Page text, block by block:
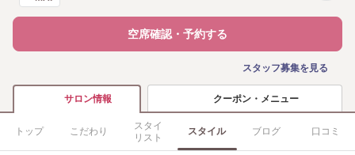
空席確認・予約する
スタッフ募集を見る
サロン情報 クーポン・メニュー
トップ こだわり
スタイ
リスト
スタイル ブログ 口コミ